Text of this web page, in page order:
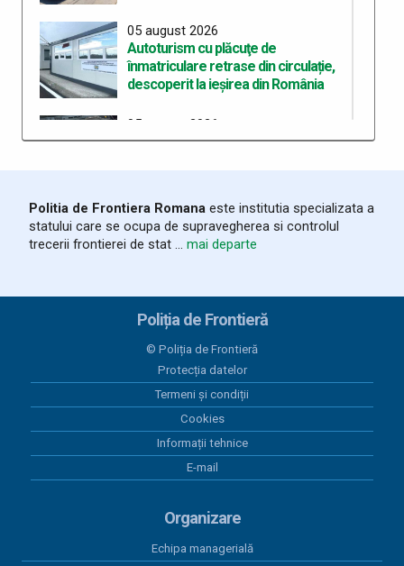
05 august 2026
Autoturism cu plăcuţe de
înmatriculare retrase din circulație,
descoperit la ieșirea din România
05 august 2026
Bunuri accizabile descoperite și
03 august 2026
România și Republica Moldova
consolidează cooperarea pentru
03 august 2026
Trafic intens la frontiera cu
Republica Moldova. Măsuri pentru
reducerea timpilor de așteptare
03 august 2026
Autoturism și plăcuțe de înmatriculare căutate de
autorităţile spaniole, indisponibilizate la Albița
03 august 2026
de polițiștii de frontieră ieșeni
Politia de Frontiera Romana este institutia specializata a
statului care se ocupa de supravegherea si controlul
trecerii frontierei de stat ... mai departe
Poliția de Frontieră
© Poliția de Frontieră
Protecția datelor
Termeni și condiții
Cookies
Informații tehnice
E-mail
Organizare
Echipa managerială